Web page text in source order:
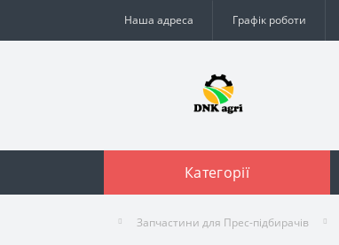
Наша адреса Графік роботи
Категорії
Запчастини для Прес-підбирачів